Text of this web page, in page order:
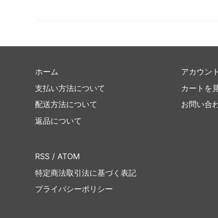
ホーム
支払い方法について
配送方法について
返品について
アカウント
カートを
お問い合
RSS / ATOM
特定商法取引法に基づく表記
プライバシーポリシー